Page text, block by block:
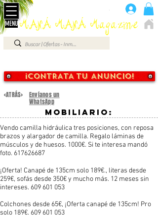
MANÁ MANÁ Magazine
Advertise here 660 07 87 87
.
MENU
¡CONTRATA TU ANUNCIO!
<ATRÁS> Envíanos un
WhatsApp
Vendo camilla hidráulica tres posiciones, con reposa
brazos y alargador de camilla. Regalo láminas de
músculos y de huesos. 1000€. Si te interesa mandó
foto. 617626687
¡Oferta! Canapé de 135cm solo 189€., literas desde
259€, sofás desde 350€ y mucho más. 12 meses sin
intereses. 609 601 053
Colchones desde 65€, ¡Oferta canapé de 135cm! Pro
solo 189€. 609 601 053
mobiliario: